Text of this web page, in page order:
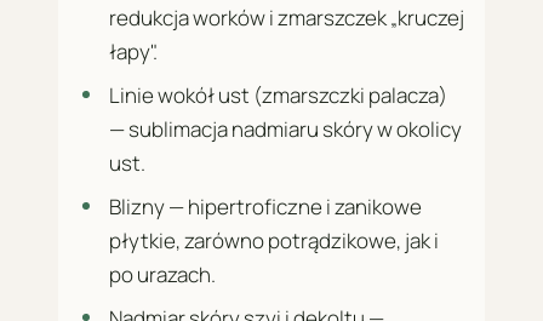
redukcja worków i zmarszczek „kruczej
łapy".
Linie wokół ust (zmarszczki palacza)
— sublimacja nadmiaru skóry w okolicy
ust.
Blizny — hipertroficzne i zanikowe
płytkie, zarówno potrądzikowe, jak i
po urazach.